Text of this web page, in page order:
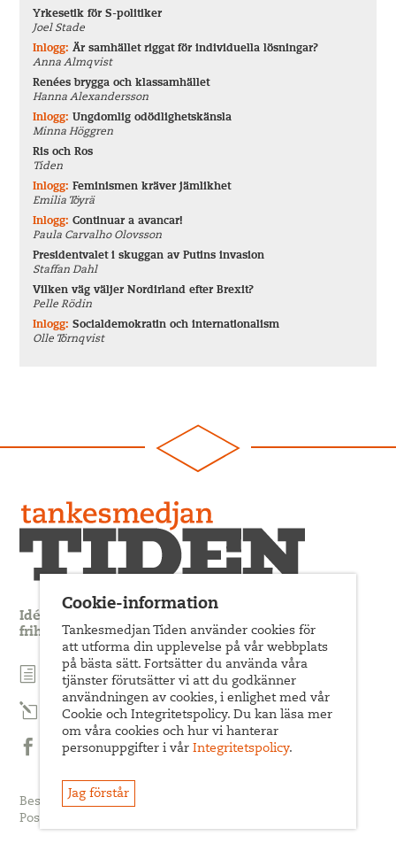
Yrkesetik för S-politiker
Joel Stade
Inlogg:Är samhället riggat för individuella lösningar?
Anna Almqvist
Renées brygga och klassamhället
Hanna Alexandersson
Inlogg: Ungdomlig odödlighetskänsla
Minna Höggren
Ris och Ros
Tiden
Inlogg:Feminismen kräver jämlikhet
Emilia Töyrä
Inlogg:Continuar a avancar!
Paula Carvalho Olovsson
Presidentvalet i skuggan av Putins invasion
Staffan Dahl
Vilken väg väljer Nordirland efter Brexit?
Pelle Rödin
Inlogg:Socialdemokratin och internationalism
Olle Törnqvist
Idédebatt och analys som förnyar arbetarrörelsens
frihets- och jämlikhetssträvan
Prenumerera på nyhetsbrev
Prenumerera på Tiden Magasin
Följ oss på Facebook
Besöksadress: Sveavägen 68
Postadress: c/o ABF Box 522, 101 30 Stockholm
Cookie-information
Tankesmedjan Tiden använder cookies för
att utforma din upplevelse på vår webbplats
på bästa sätt. Fortsätter du använda våra
tjänster förutsätter vi att du godkänner
användningen av cookies, i enlighet med vår
Cookie och Integritetspolicy. Du kan läsa mer
om våra cookies och hur vi hanterar
personuppgifter i vår Integritetspolicy.
Jag förstår